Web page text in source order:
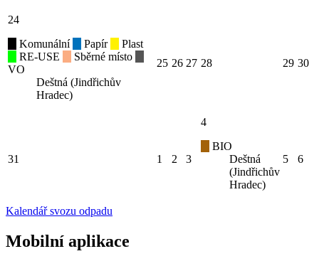
24
Komunální
Papír
Plast
RE-USE
Sběrné místo
VO
Deštná (Jindřichův
Hradec)
25 26 27 28 29 30
31 1 2 3
4
BIO
Deštná
(Jindřichův
Hradec)
5 6
Kalendář svozu odpadu
Mobilní aplikace